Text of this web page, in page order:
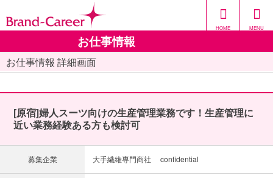
HOME MENU
お仕事情報
お仕事情報 詳細画面
[原宿]婦人スーツ向けの生産管理業務です！生産管理に
近い業務経験ある方も検討可
募集企業 大手繊維専門商社 confidential